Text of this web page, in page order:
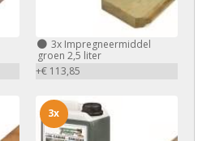
3xImpregneermiddel
groen 2,5 liter
+€ 113,85
3x